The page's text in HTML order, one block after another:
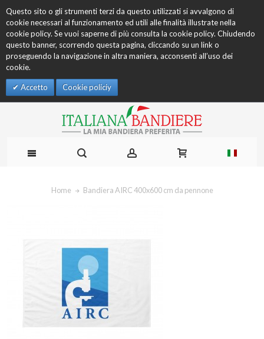
Questo sito o gli strumenti terzi da questo utilizzati si avvalgono di
cookie necessari al funzionamento ed utili alle finalità illustrate nella
cookie policy. Se vuoi saperne di più consulta la cookie policy. Chiudendo
questo banner, scorrendo questa pagina, cliccando su un link o
proseguendo la navigazione in altra maniera, acconsenti all’uso dei
cookie.
Accetto Cookie policiy
Home Bandiera AIRC 400x600 cm da pennone